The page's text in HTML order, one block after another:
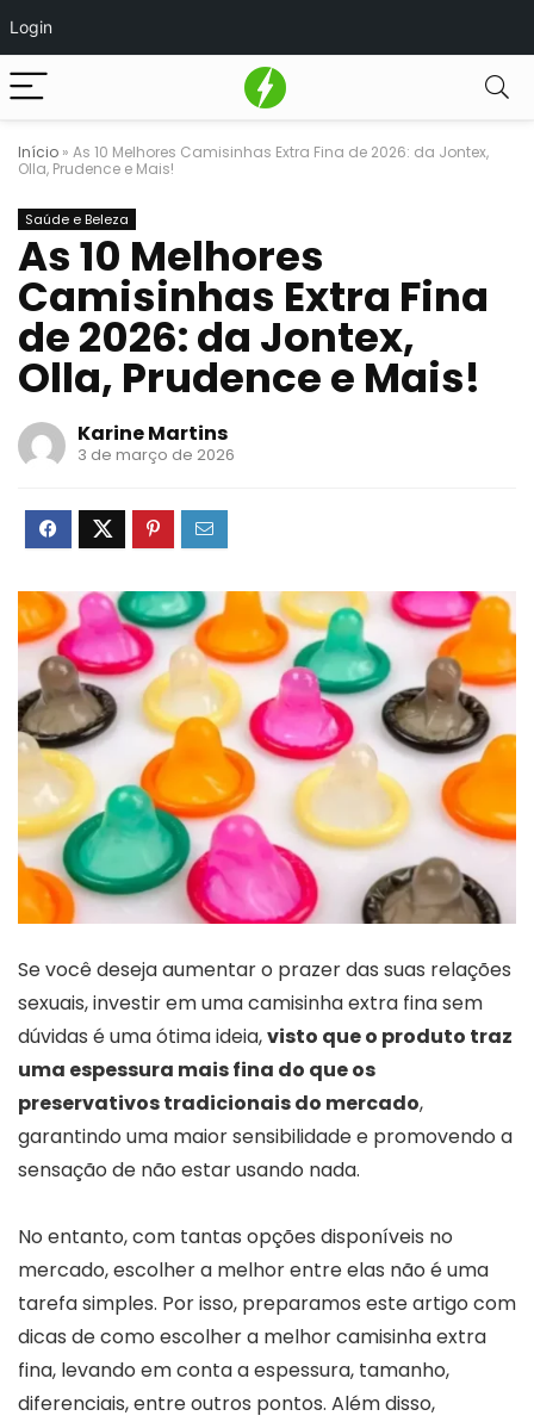
Login
Início » As 10 Melhores Camisinhas Extra Fina de 2026: da Jontex,
Olla, Prudence e Mais!
Saúde e Beleza
As 10 Melhores
Camisinhas Extra Fina
de 2026: da Jontex,
Olla, Prudence e Mais!
Karine Martins
3 de março de 2026
Se você deseja aumentar o prazer das suas relações
sexuais, investir em uma camisinha extra fina sem
dúvidas é uma ótima ideia,visto que o produto traz
uma espessura mais fina do que os
preservativos tradicionais do mercado,
garantindo uma maior sensibilidade e promovendo a
sensação de não estar usando nada.
No entanto, com tantas opções disponíveis no
mercado, escolher a melhor entre elas não é uma
tarefa simples. Por isso, preparamos este artigo com
dicas de como escolher a melhor camisinha extra
fina, levando em conta a espessura, tamanho,
diferenciais, entre outros pontos. Além disso,